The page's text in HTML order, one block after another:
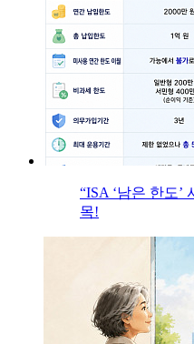
“ISA ‘남은 한도’
목!